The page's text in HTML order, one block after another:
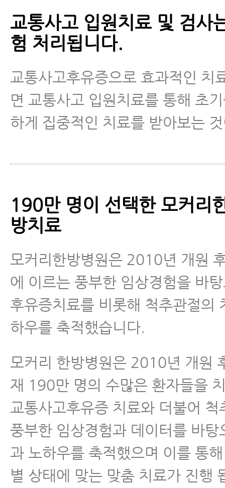
교통사고 입원치료 및 검사
험 처리됩니다.
교통사고후유증으로 효과적인 치
면 교통사고 입원치료를 통해 초
하게 집중적인 치료를 받아보는
190만 명이 선택한 모커리
방치료
모커리한방병원은 2010년 개원
에 이르는 풍부한 임상경험을 바
후유증치료를 비롯해 척추관절의
하우를 축적했습니다.
모커리 한방병원은 2010년 개원
재 190만 명의 수많은 환자들을
교통사고후유증 치료와 더불어 척
풍부한 임상경험과 데이터를 바탕
과 노하우를 축적했으며 이를 통
별 상태에 맞는 맞춤 치료가 진행